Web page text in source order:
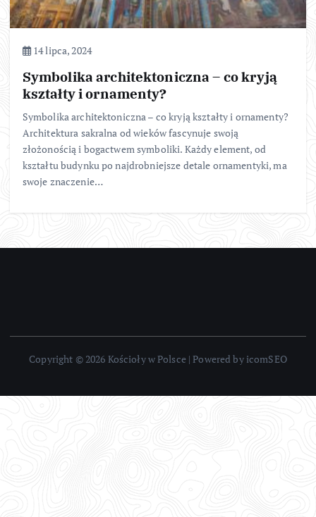
14 lipca, 2024
Symbolika architektoniczna – co kryją
kształty i ornamenty?
Symbolika architektoniczna – co kryją kształty i ornamenty?
Architektura sakralna od wieków fascynuje swoją
złożonością i bogactwem symboliki. Każdy element, od
kształtu budynku po najdrobniejsze detale ornamentyki, ma
swoje znaczenie…
Copyright © 2026 Kościoły w Polsce | Powered by icomSEO